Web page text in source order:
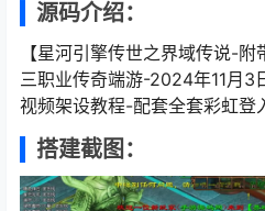
源码介绍：
【星河引擎传世之界域传说-
三职业传奇端游-2024年11月3
视频架设教程-配套全套彩虹登
搭建截图：